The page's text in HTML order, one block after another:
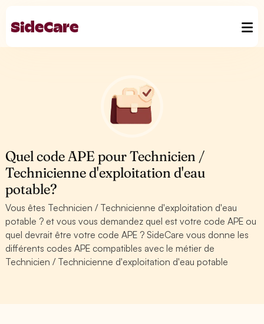
Quel code APE pour Technicien /
Technicienne d'exploitation d'eau
potable?
Vous êtes Technicien / Technicienne d'exploitation d'eau
potable ? et vous vous demandez quel est votre code APE ou
quel devrait être votre code APE ? SideCare vous donne les
différents codes APE compatibles avec le métier de
Technicien / Technicienne d'exploitation d'eau potable